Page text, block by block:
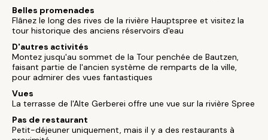
Belles promenades
Flânez le long des rives de la rivière Hauptspree et visitez la
tour historique des anciens réservoirs d'eau
D'autres activités
Montez jusqu'au sommet de la Tour penchée de Bautzen,
faisant partie de l'ancien système de remparts de la ville,
pour admirer des vues fantastiques
Vues
La terrasse de l'Alte Gerberei offre une vue sur la rivière Spree
Pas de restaurant
Petit-déjeuner uniquement, mais il y a des restaurants à